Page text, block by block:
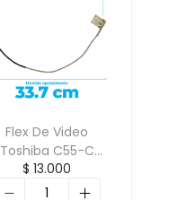
Flex De Video
Toshiba C55-C
Boton Pn:
Dd0Blqlc010
$ 13.000